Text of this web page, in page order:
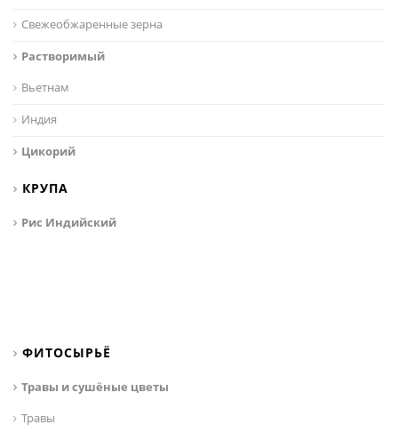
Свежеобжаренные зерна
Растворимый
Вьетнам
Индия
Цикорий
КРУПА
Рис Индийский
ФИТОСЫРЬЁ
Травы и сушёные цветы
Травы